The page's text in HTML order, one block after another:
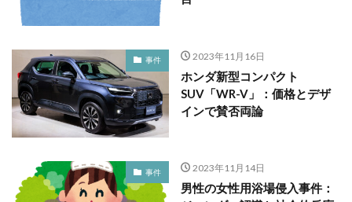
事件 2023年11月16日
ホンダ新型コンパクト
SUV「WR-V」：価格とデザ
インで賛否両論
事件 2023年11月14日
男性の女性用浴場侵入事件：